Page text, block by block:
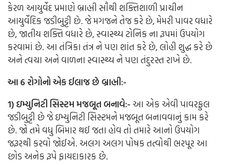
કેરળ આયુર્વેદ પ્રમાણે બ્રાહ્મી સૌથી શક્તિશાળી પ્રાચીન
આયુર્વેદિક જડીબુટ્ટી છે. જે મગજને તેજ કરે છે, મેમરી પાવર વધારે
છે, જાતીય શક્તિ વધારે છે, સ્વાસ્થ્ય ટોનિક ના રૂપમાં ઉપયોગ
કરવામાં છે. આ તંત્રિકા તંત્ર ને પણ શાંત કરે છે, લોહી શુદ્ધ કરે છે
અને ત્વચા અને વાળના સ્વાસ્થ્ય ને પણ તંદુરસ્ત રાખે છે.
આ 6 રોગોનો એક ઈલાજ છે બ્રાહ્મી:-
1) ઇમ્યુનિટી સિસ્ટમ મજબૂત બનાવે:- આ એક એવી પાવરફુલ
જડીબુટ્ટી છે જે ઇમ્યુનિટી સિસ્ટમને મજબૂત બનાવવાનું કામ કરે
છે. જો તમે વધુ બિમાર થઈ જતા હોવ તો તમારે આનો ઉપયોગ
જરૂરથી કરવો જોઈએ. અલગ અલગ પોષક તત્વોથી ભરપૂર આ
છોડ અનેક રૂપે ફાયદાકારક છે.